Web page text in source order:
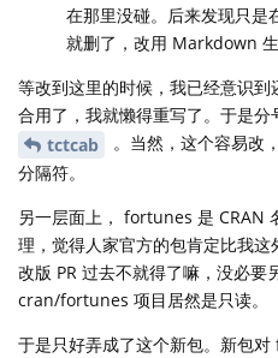
在那里没碰。后来发现只
就删了，改用 Markdown
等改到这里的时候，我已经意识
合用了，我就懒得重写了。于是
tctcab
。当然，这个容易改
分隔符。
另一层面上， fortunes 是 CRAN
理，觉得人家官方的包肯定比我
改版 PR 过去不就得了嘛，没必要
cran/fortunes 项目居然是只读。
于是只好弄成了这个新包。新包